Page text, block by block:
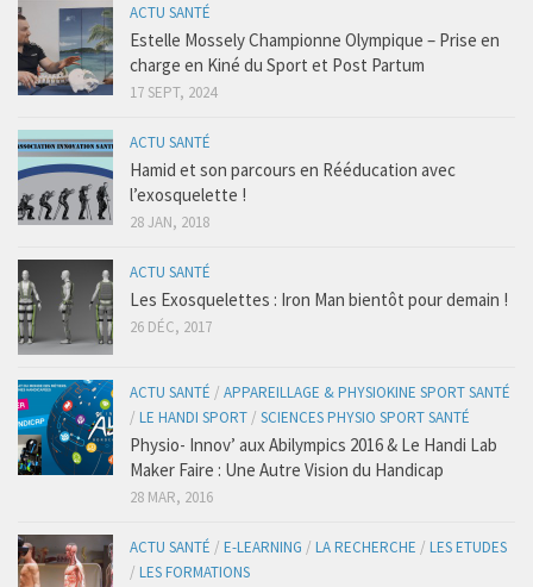
Thérapie manuelle
Concept Ostéopathique
Viscéral
Tissulaire
TMO
Techniques Réflexes
Trigers points
Dry Needling
Crochetage
Accompagnement Pré et post natal
ACTU SANTÉ
Estelle Mossely Championne Olympique – Prise en
charge en Kiné du Sport et Post Partum
17 SEPT, 2024
ACTU SANTÉ
Hamid et son parcours en Rééducation avec
l’exosquelette !
28 JAN, 2018
ACTU SANTÉ
Les Exosquelettes : Iron Man bientôt pour demain !
26 DÉC, 2017
ACTU SANTÉ / APPAREILLAGE & PHYSIOKINE SPORT SANTÉ
/ LE HANDI SPORT / SCIENCES PHYSIO SPORT SANTÉ
Physio- Innov’ aux Abilympics 2016 & Le Handi Lab
Maker Faire : Une Autre Vision du Handicap
28 MAR, 2016
ACTU SANTÉ / E-LEARNING / LA RECHERCHE / LES ETUDES
/ LES FORMATIONS